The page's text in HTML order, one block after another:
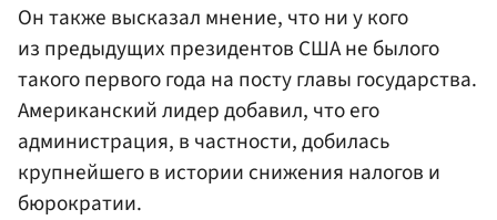
Он также высказал мнение, что ни у кого
из предыдущих президентов США не былого
такого первого года на посту главы государства.
Американский лидер добавил, что его
администрация, в частности, добилась
крупнейшего в истории снижения налогов и
бюрократии.